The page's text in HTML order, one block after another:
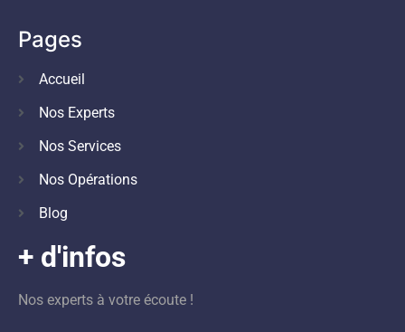
Pages
Accueil
Nos Experts
Nos Services
Nos Opérations
Blog
+ d'infos
Nos experts à votre écoute !